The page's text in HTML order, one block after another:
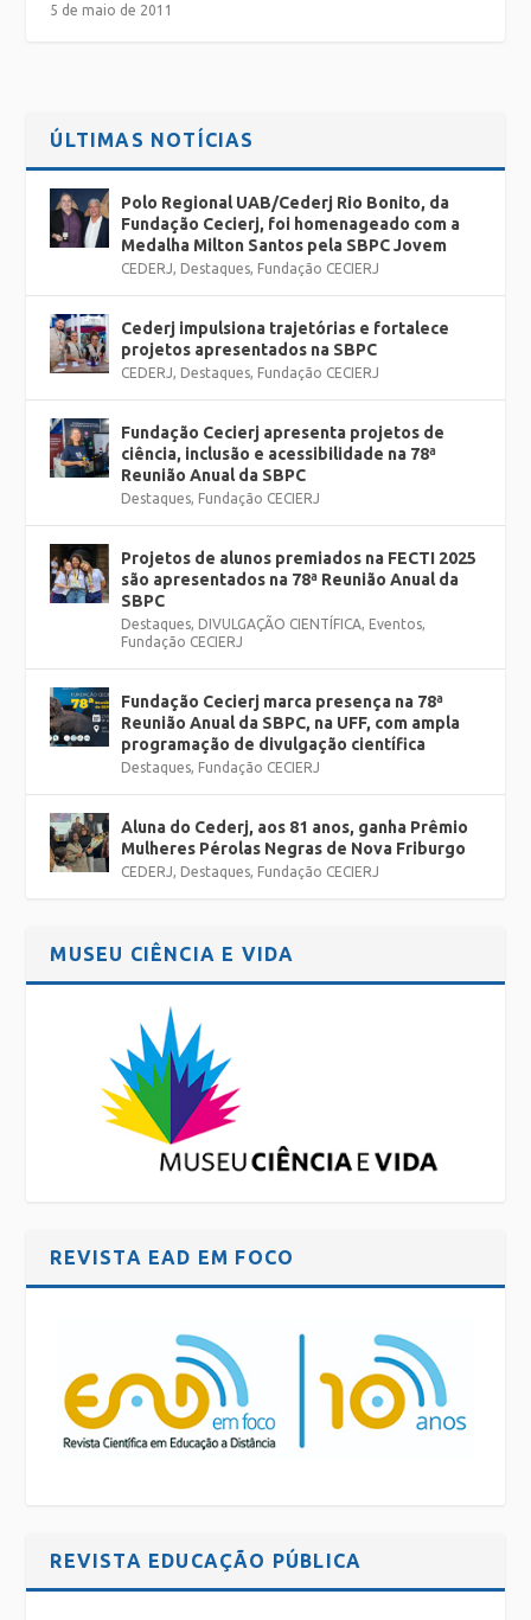
5 de maio de 2011
ÚLTIMAS NOTÍCIAS
Polo Regional UAB/Cederj Rio Bonito, da
Fundação Cecierj, foi homenageado com a
Medalha Milton Santos pela SBPC Jovem
CEDERJ, Destaques, Fundação CECIERJ
Cederj impulsiona trajetórias e fortalece
projetos apresentados na SBPC
CEDERJ, Destaques, Fundação CECIERJ
Fundação Cecierj apresenta projetos de
ciência, inclusão e acessibilidade na 78ª
Reunião Anual da SBPC
Destaques, Fundação CECIERJ
Projetos de alunos premiados na FECTI 2025
são apresentados na 78ª Reunião Anual da
SBPC
Destaques, DIVULGAÇÃO CIENTÍFICA, Eventos,
Fundação CECIERJ
Fundação Cecierj marca presença na 78ª
Reunião Anual da SBPC, na UFF, com ampla
programação de divulgação científica
Destaques, Fundação CECIERJ
Aluna do Cederj, aos 81 anos, ganha Prêmio
Mulheres Pérolas Negras de Nova Friburgo
CEDERJ, Destaques, Fundação CECIERJ
MUSEU CIÊNCIA E VIDA
REVISTA EAD EM FOCO
REVISTA EDUCAÇÃO PÚBLICA